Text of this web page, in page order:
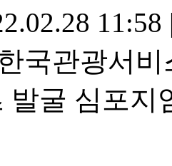
11:58
국관광서
발굴 심포지